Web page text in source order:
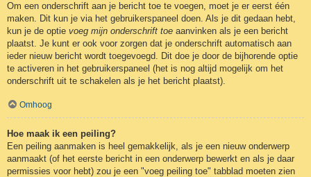
Om een onderschrift aan je bericht toe te voegen, moet je er eerst één
maken. Dit kun je via het gebruikerspaneel doen. Als je dit gedaan hebt,
kun je de optie voeg mijn onderschrift toe aanvinken als je een bericht
plaatst. Je kunt er ook voor zorgen dat je onderschrift automatisch aan
ieder nieuw bericht wordt toegevoegd. Dit doe je door de bijhorende optie
te activeren in het gebruikerspaneel (het is nog altijd mogelijk om het
onderschrift uit te schakelen als je het bericht plaatst).
Omhoog
Hoe maak ik een peiling?
Een peiling aanmaken is heel gemakkelijk, als je een nieuw onderwerp
aanmaakt (of het eerste bericht in een onderwerp bewerkt en als je daar
permissies voor hebt) zou je een "voeg peiling toe" tabblad moeten zien